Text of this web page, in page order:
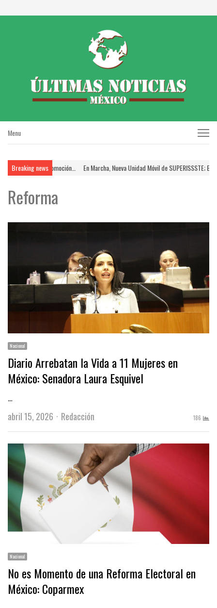
Menu
Menu
Breaking news
de Promoción… En Marcha, Nueva Unidad Móvil de SUPERISSSTE; Brinda
Reforma
Nacional
Diario Arrebatan la Vida a 11 Mujeres en
México: Senadora Laura Esquivel
…
abril 15, 2026
Author
Redacción 186
Nacional
No es Momento de una Reforma Electoral en
México: Coparmex